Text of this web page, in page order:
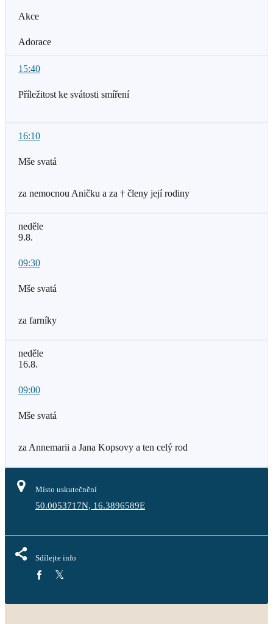
Akce
Adorace
15:40
Příležitost ke svátosti smíření
16:10
Mše svatá
za nemocnou Aničku a za † členy její rodiny
neděle
9.8.
09:30
Mše svatá
za farníky
neděle
16.8.
09:00
Mše svatá
za Annemarii a Jana Kopsovy a ten celý rod
Místo uskutečnění
50.0053717N, 16.3896589E
Sdílejte info